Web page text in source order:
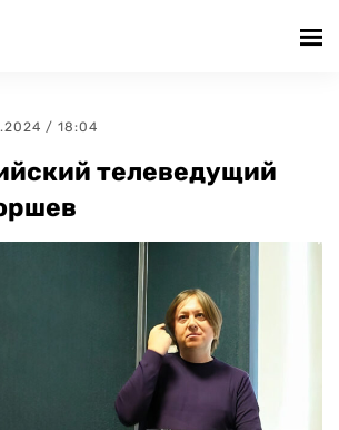
/ 18:04
телеведущий